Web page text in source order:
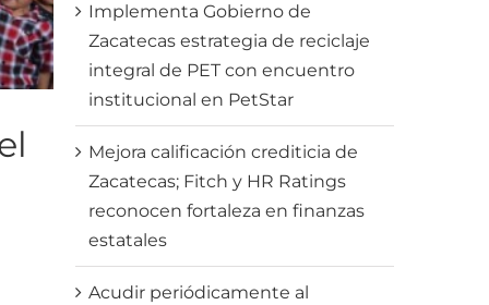
Implementa Gobierno de
Zacatecas estrategia de reciclaje
integral de PET con encuentro
institucional en PetStar
Mejora calificación crediticia de
Zacatecas; Fitch y HR Ratings
reconocen fortaleza en finanzas
estatales
Acudir periódicamente al